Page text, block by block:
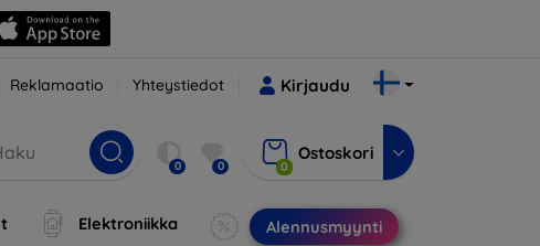
Reklamaatio Yhteystiedot Kirjaudu
0 0 0
Ostoskori
Elektroniikka Alennusmyynti